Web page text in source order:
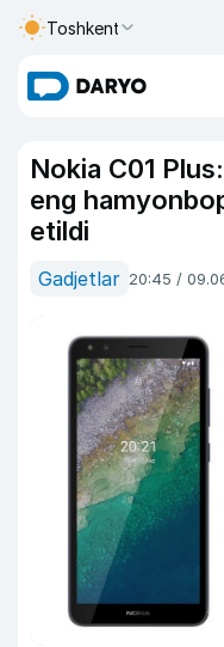
Toshkent
Nokia C01
eng
etildi
Gadjetlar 20:45 /